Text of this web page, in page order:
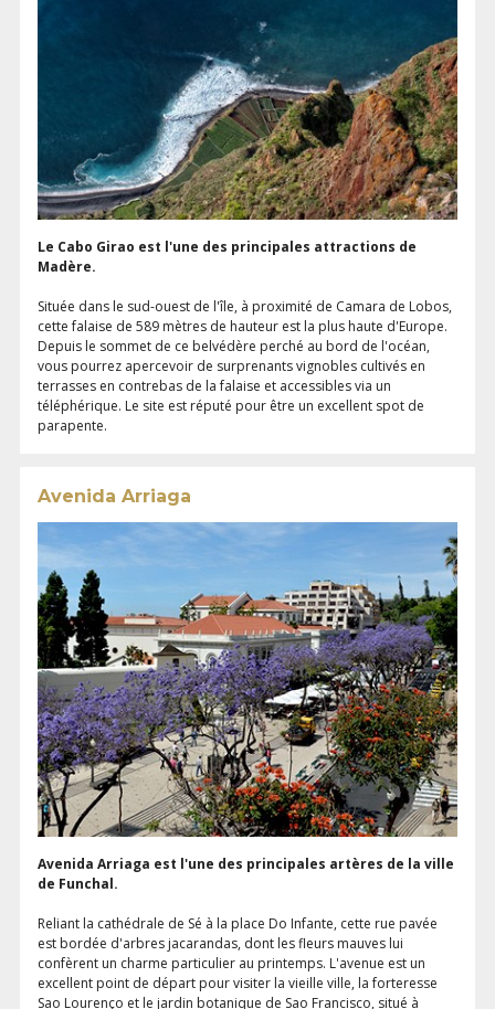
Le Cabo Girao est l'une des principales attractions de
Madère.
Située dans le sud-ouest de l'île, à proximité de Camara de Lobos,
cette falaise de 589 mètres de hauteur est la plus haute d'Europe.
Depuis le sommet de ce belvédère perché au bord de l'océan,
vous pourrez apercevoir de surprenants vignobles cultivés en
terrasses en contrebas de la falaise et accessibles via un
téléphérique. Le site est réputé pour être un excellent spot de
parapente.
Avenida Arriaga
Avenida Arriaga est l'une des principales artères de la ville
de Funchal.
Reliant la cathédrale de Sé à la place Do Infante, cette rue pavée
est bordée d'arbres jacarandas, dont les fleurs mauves lui
confèrent un charme particulier au printemps. L'avenue est un
excellent point de départ pour visiter la vieille ville, la forteresse
Sao Lourenço et le jardin botanique de Sao Francisco, situé à